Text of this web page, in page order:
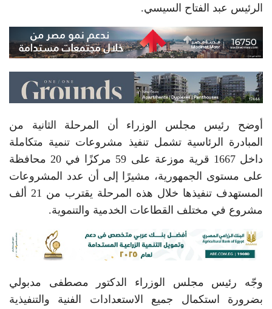
الرئيس عبد الفتاح السيسي.
أوضح رئيس مجلس الوزراء أن المرحلة الثانية من
المبادرة الرئاسية تشمل تنفيذ مشروعات تنمية متكاملة
داخل 1667 قرية موزعة على 59 مركزًا في 20 محافظة
على مستوى الجمهورية، مشيرًا إلى أن عدد المشروعات
المستهدف تنفيذها خلال هذه المرحلة يقترب من 21 ألف
مشروع في مختلف القطاعات الخدمية والتنموية.
وجّه رئيس مجلس الوزراء الدكتور مصطفى مدبولي
بضرورة استكمال جميع الاستعدادات الفنية والتنفيذية